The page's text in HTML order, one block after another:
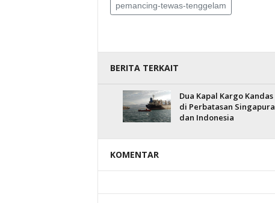
pemancing-tewas-tenggelam
BERITA TERKAIT
Dua Kapal Kargo Kandas
di Perbatasan Singapura
dan Indonesia
KOMENTAR